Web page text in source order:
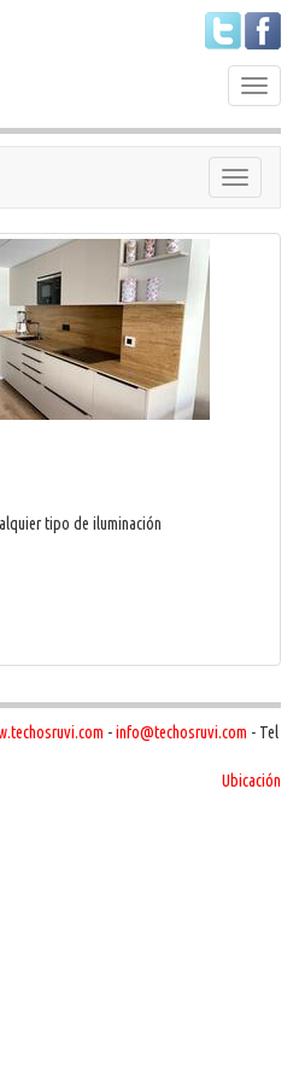
Siguenos en twitter
Siguenos en facebook
Toggle
Toggle
navigation
tipo de iluminación
-info@techosruvi.com - Tel
Ubicación